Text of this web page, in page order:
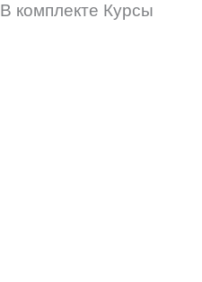
В комплекте Курсы